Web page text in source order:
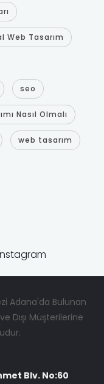
Web Tasarım
seo
Nasıl Olmalı
web tasarım
Adana'da Bulunan
Dışı Müşterilerine
Blv. No:60